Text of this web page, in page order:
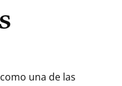
una de las